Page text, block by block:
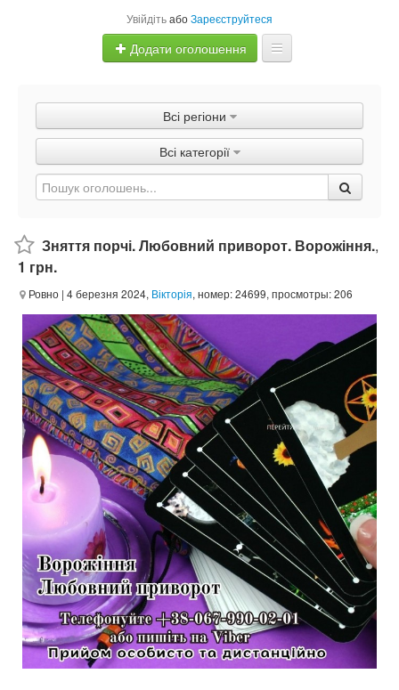
УвійдітьабоЗареєструйтеся
Додати оголошення
Оголошення
Швидка продаж
Всі регіони
Всі категорії
Зняття порчі. Любовний приворот. Ворожіння.,
1 грн.
Ровно | 4 березня 2024, Вікторія, номер: 24699, просмотры: 206